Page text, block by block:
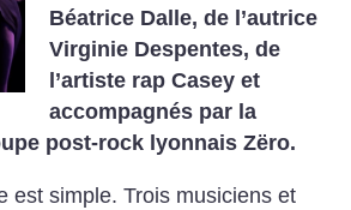
Béatrice Dalle, de l’autrice
Virginie Despentes, de
l’artiste rap Casey et
accompagnés par la
post-rock lyonnais Zëro.
est simple. Trois musiciens et